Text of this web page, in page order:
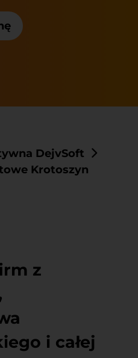
DejvSoft
Krotoszyn
z
i całej